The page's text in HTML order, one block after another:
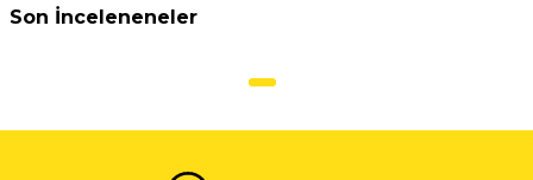
Son İnceleneneler